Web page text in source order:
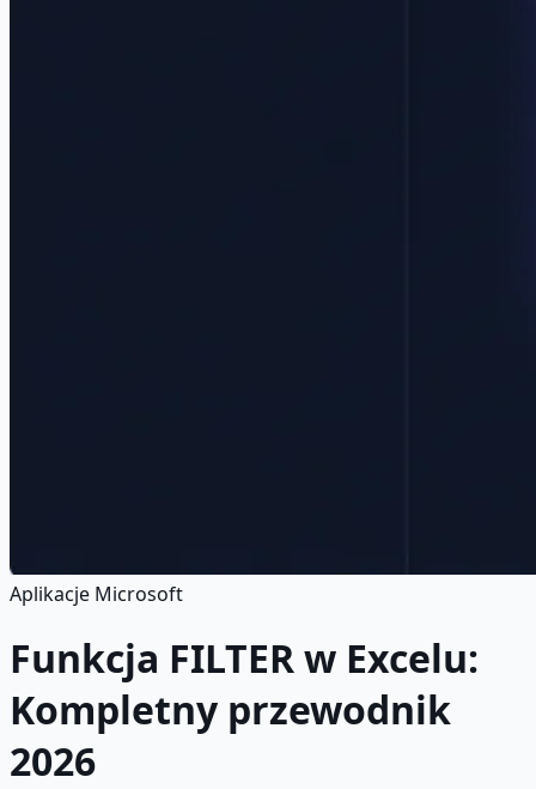
Aplikacje Microsoft
Funkcja FILTER w Excelu:
Kompletny przewodnik
2026